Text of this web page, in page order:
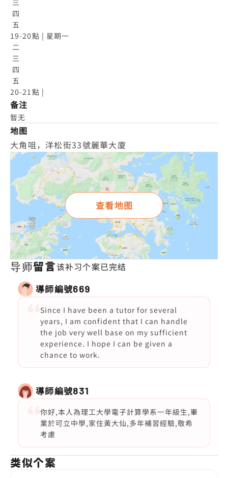
五
19-20點 | 星期一
二
五
20-21點 |
备注
暂无
地图
大角咀，洋松街33號麗華大廈
查看地图
导师留言该补习个案已完结
導師編號669
Since I have been a tutor for several
years, I am confident that I can handle
the job very well base on my sufficient
experience. I hope I can be given a
chance to work.
導師編號831
你好,本人為理工大學電子計算學系一年級生,畢
業於可立中學,家住黃大仙,多年補習經驗,敬希
考慮
类似个案